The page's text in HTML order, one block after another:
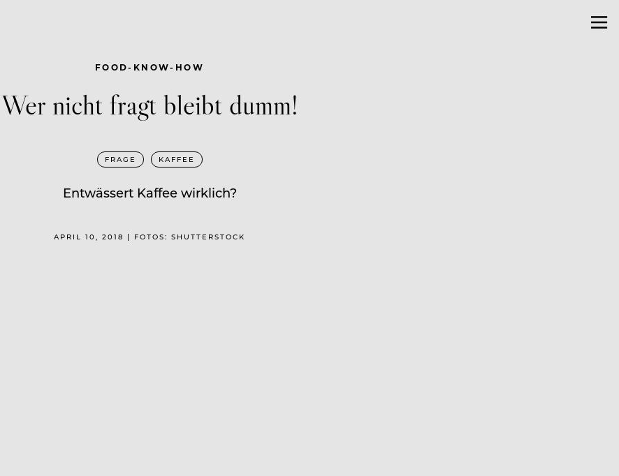
FOOD-KNOW-HOW
Wer nicht fragt bleibt dumm!
FRAGE KAFFEE
Entwässert Kaffee wirklich?
APRIL 10, 2018 | FOTOS: SHUTTERSTOCK